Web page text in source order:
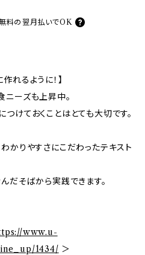
料の 翌月払いでOK
れるように！】
ニーズも上昇中。
けておくことはとても大切です。
かりやすさにこだわったテキスト
だそばから実践できます。
www.u-
1434/ ＞